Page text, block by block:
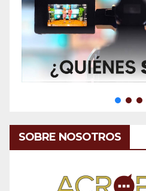
SOBRE NOSOTROS